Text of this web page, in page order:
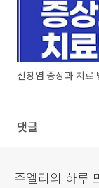
신장염 증상과 치료
댓글
주엘리의 하루